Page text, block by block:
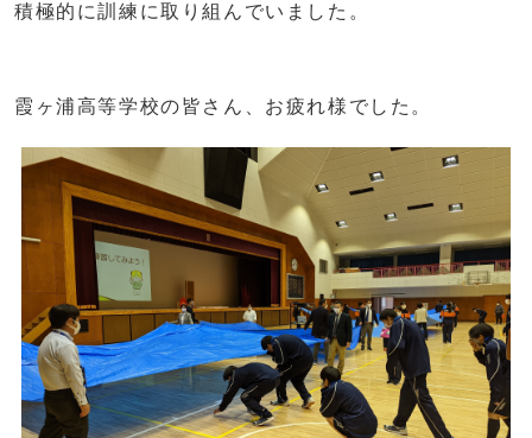
積極的に訓練に取り組んでいました。
霞ヶ浦高等学校の皆さん、お疲れ様でした。